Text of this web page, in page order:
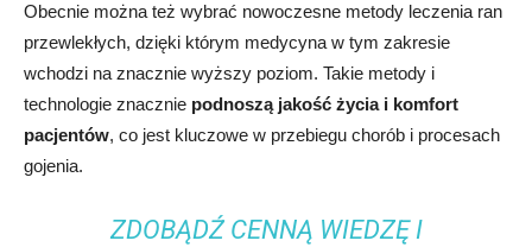
Obecnie można też wybrać nowoczesne metody leczenia ran
przewlekłych, dzięki którym medycyna w tym zakresie
wchodzi na znacznie wyższy poziom. Takie metody i
technologie znacznie podnoszą jakość życia i komfort
pacjentów, co jest kluczowe w przebiegu chorób i procesach
gojenia.
ZDOBĄDŹ CENNĄ WIEDZĘ I